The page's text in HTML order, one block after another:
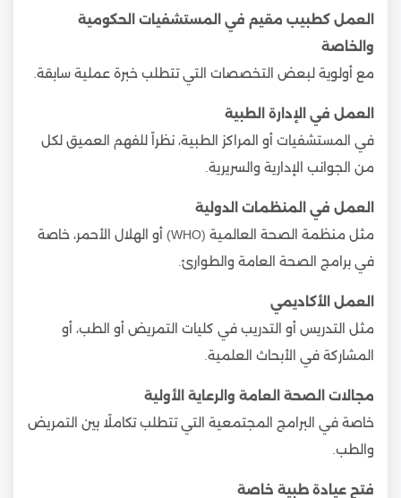
العمل كطبيب مقيم في المستشفيات الحكومية
والخاصة
مع أولوية لبعض التخصصات التي تتطلب خبرة عملية سابقة.
العمل في الإدارة الطبية
في المستشفيات أو المراكز الطبية، نظراً للفهم العميق لكل
من الجوانب الإدارية والسريرية.
العمل في المنظمات الدولية
مثل منظمة الصحة العالمية (WHO) أو الهلال الأحمر، خاصة
في برامج الصحة العامة والطوارئ.
العمل الأكاديمي
مثل التدريس أو التدريب في كليات التمريض أو الطب، أو
المشاركة في الأبحاث العلمية.
مجالات الصحة العامة والرعاية الأولية
خاصة في البرامج المجتمعية التي تتطلب تكاملًا بين التمريض
والطب.
فتح عيادة طبية خاصة